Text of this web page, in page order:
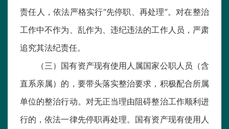
责任人，依法严格实行“先停职、再处理”。对在整治
工作中不作为、乱作为、违纪违法的工作人员，严肃
追究其法纪责任。
（三）国有资产现有使用人属国家公职人员（含
直系亲属）的，要带头落实整治要求，积极配合所属
单位的整治行动。对无正当理由阻碍整治工作顺利进
行的，依法一律先停职再处理。国有资产现有使用人